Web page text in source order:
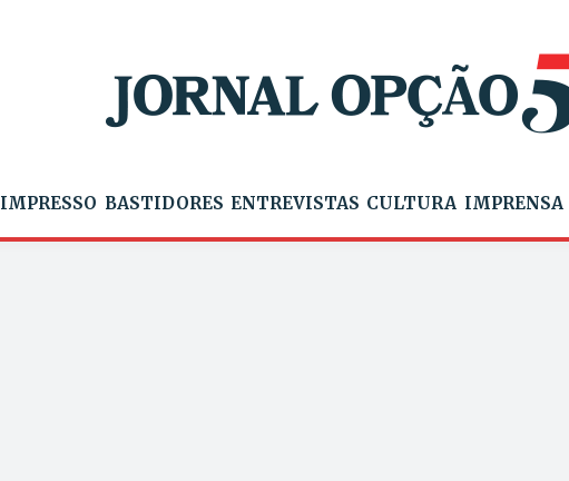
IMPRESSO BASTIDORES ENTREVISTAS CULTURA IMPRENSA